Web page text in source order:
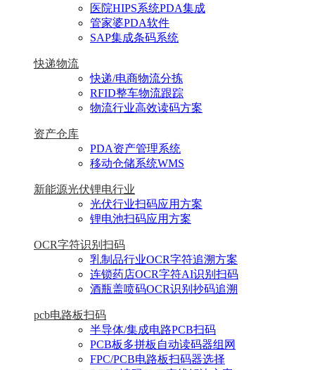
医院HIPS系统PDA集成
管家婆PDA软件
SAP集成条码系统
快递物流
快递/电商物流分拣
RFID整车物流跟踪
物流行业高效读码方案
资产仓库
PDA资产管理系统
移动仓储系统WMS
新能源光伏锂电行业
光伏行业扫码应用方案
锂电池扫码应用方案
OCR字符识别扫码
乳制品行业OCR字符追溯方案
连锁药店OCR字符AI识别扫码
酒瓶盖喷码OCR识别抄码追溯
pcb电路板扫码
半导体/集成电路PCB扫码
PCB板多拼板自动读码器组网
FPC/PCB电路板扫码器选择